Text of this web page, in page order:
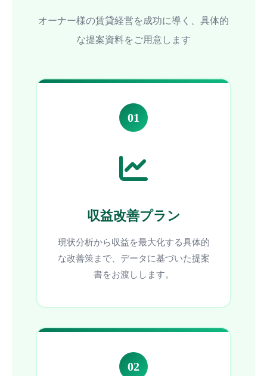
オーナー様の賃貸経営を成功に導く、具体的
な提案資料をご用意します
01
収益改善プラン
現状分析から収益を最大化する具体的
な改善策まで、データに基づいた提案
書をお渡しします。
02